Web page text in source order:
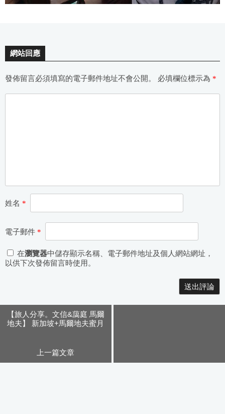
網站回應
發佈留言必須填寫的電子郵件地址不會公開。 必填欄位標示為 *
姓名 *
電子郵件 *
在瀏覽器中儲存顯示名稱、電子郵件地址及個人網站網址，
以供下次發佈留言時使用。
【旅人分享。文信&藹庭 馬爾
地夫】 新加坡+馬爾地夫蜜月
上一篇文章